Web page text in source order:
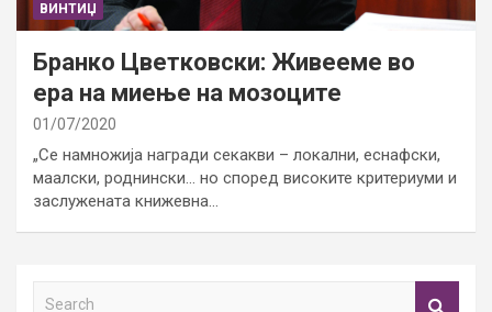
ВИНТИЏ
Бранко Цветковски: Живееме во
ера на миење на мозоците
01/07/2020
„Се намножија награди секакви – локални, еснафски,
маалски, роднински… но според високите критериуми и
заслужената книжевна…